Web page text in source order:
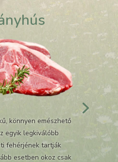
könnyen emészhető
egyik legkiválóbb
fehérjének tartják
esetben okoz csak